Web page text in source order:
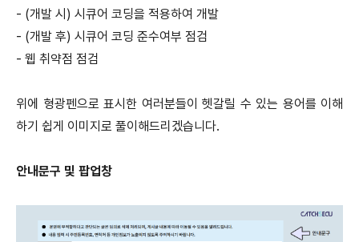
- (개발 시) 시큐어 코딩을 적용하여 개발
- (개발 후) 시큐어 코딩 준수여부 점검
- 웹 취약점 점검
위에 형광펜으로 표시한 여러분들이 헷갈릴 수 있는 용어를 이해
하기 쉽게 이미지로 풀이해드리겠습니다.
안내문구 및 팝업창